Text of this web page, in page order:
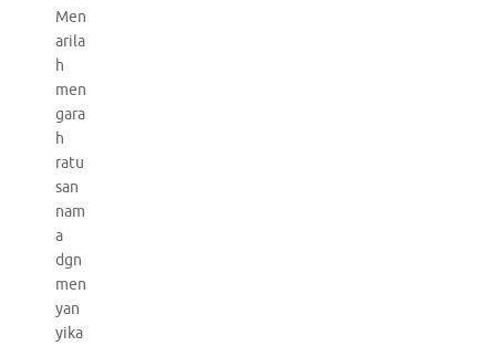
Men
arila
h
men
gara
h
ratu
san
nam
a
dgn
men
yan
yika